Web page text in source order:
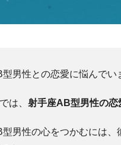
型男性との恋愛に悩んでい
は、 射手座AB型男性の恋
型男性の心をつかむには